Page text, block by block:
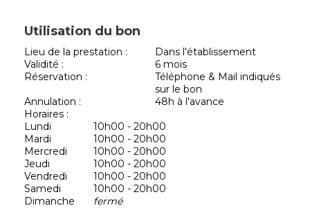
Utilisation du bon
Lieu de la prestation :
Dans l'établissement
Validité :
6 mois
Réservation :
Téléphone & Mail indiqués
sur le bon
Annulation :
48h à l'avance
Horaires :
Lundi
10h00 - 20h00
Mardi
10h00 - 20h00
Mercredi
10h00 - 20h00
Jeudi
10h00 - 20h00
Vendredi
10h00 - 20h00
Samedi
10h00 - 20h00
Dimanche
fermé